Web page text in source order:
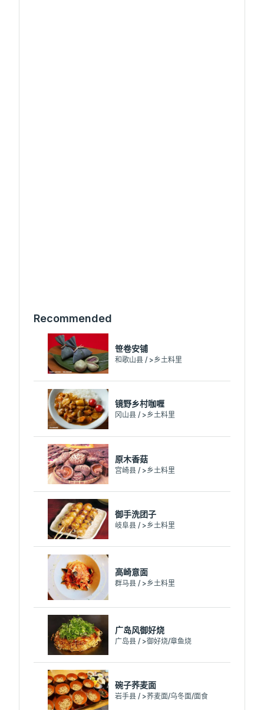
Recommended
笹卷安铺
和歌山县 / >乡土料里
镜野乡村咖喱
冈山县 / >乡土料里
原木香菇
宫崎县 / >乡土料里
御手洗团子
岐阜县 / >乡土料里
高崎意面
群马县 / >乡土料里
广岛风御好烧
广岛县 / >御好烧/章鱼烧
碗子荞麦面
岩手县 / >荞麦面/乌冬面/面食